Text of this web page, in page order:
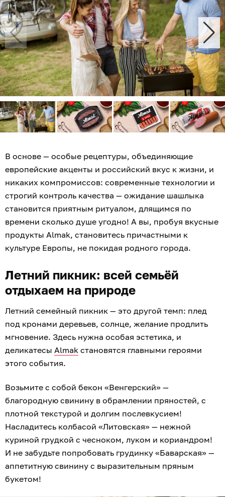
В основе — особые рецептуры, объединяющие
европейские акценты и российский вкус к жизни, и
никаких компромиссов: современные технологии и
строгий контроль качества — ожидание шашлыка
становится приятным ритуалом, длящимся по
времени сколько душе угодно! А вы, пробуя вкусные
продукты Almak, становитесь причастными к
культуре Европы, не покидая родного города.
Летний пикник: всей семьёй
отдыхаем на природе
Летний семейный пикник — это другой темп: плед
под кронами деревьев, солнце, желание продлить
мгновение. Здесь нужна особая эстетика, и
деликатесы Almak становятся главными героями
этого события.
Возьмите с собой бекон «Венгерский» —
благородную свинину в обрамлении пряностей, с
плотной текстурой и долгим послевкусием!
Насладитесь колбасой «Литовская» — нежной
куриной грудкой с чесноком, луком и кориандром!
И не забудьте попробовать грудинку «Баварская» —
аппетитную свинину с выразительным пряным
букетом!